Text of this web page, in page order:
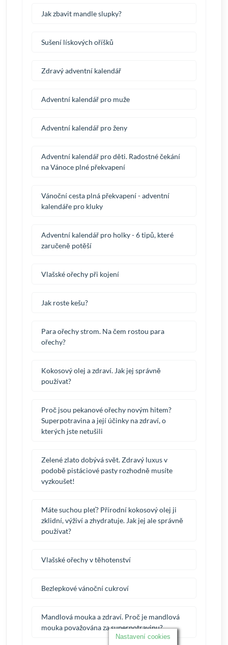
Jak zbavit mandle slupky?
Sušení lískových oříšků
Zdravý adventní kalendář
Adventní kalendář pro muže
Adventní kalendář pro ženy
Adventní kalendář pro děti. Radostné čekání
na Vánoce plné překvapení
Vánoční cesta plná překvapení - adventní
kalendáře pro kluky
Adventní kalendář pro holky - 6 tipů, které
zaručeně potěší
Vlašské ořechy při kojení
Jak roste kešu?
Para ořechy strom. Na čem rostou para
ořechy?
Kokosový olej a zdraví. Jak jej správně
používat?
Proč jsou pekanové ořechy novým hitem?
Superpotravina a její účinky na zdraví, o
kterých jste netušili
Zelené zlato dobývá svět. Zdravý luxus v
podobě pistáciové pasty rozhodně musíte
vyzkoušet!
Máte suchou pleť? Přírodní kokosový olej ji
zklidní, výživí a zhydratuje. Jak jej ale správně
používat?
Vlašské ořechy v těhotenství
Bezlepkové vánoční cukroví
Mandlová mouka a zdraví. Proč je mandlová
mouka považována za superpotravinu?
Nastavení cookies